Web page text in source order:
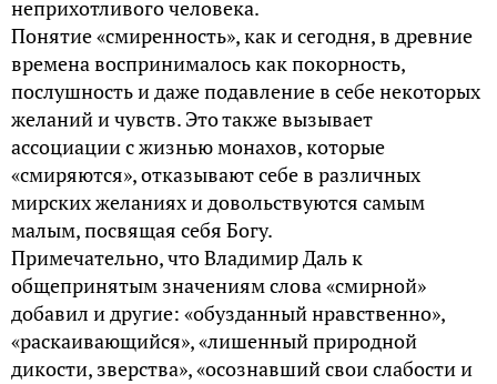
неприхотливого человека.
Понятие «смиренность», как и сегодня, в древние
времена воспринималось как покорность,
послушность и даже подавление в себе некоторых
желаний и чувств. Это также вызывает
ассоциации с жизнью монахов, которые
«смиряются», отказывают себе в различных
мирских желаниях и довольствуются самым
малым, посвящая себя Богу.
Примечательно, что Владимир Даль к
общепринятым значениям слова «смирной»
добавил и другие: «обузданный нравственно»,
«раскаивающийся», «лишенный природной
дикости, зверства», «осознавший свои слабости и